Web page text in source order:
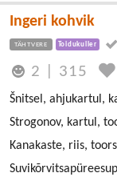
Ingeri kohvik
TÄHTVERE Toidukuller
2 315
Šnitsel, ahjukartul,
Strogonov, kartul,
Kanakaste, riis,